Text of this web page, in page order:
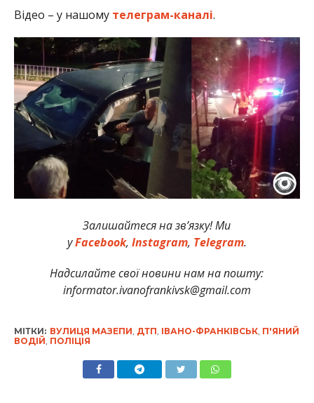
Відео – у нашому телеграм-каналі.
Залишайтеся на зв’язку! Ми
уFacebook, Instagram, Telegram.
Надсилайте свої новини нам на пошту:
informator.ivanofrankivsk@gmail.com
МІТКИ: ВУЛИЦЯ МАЗЕПИ ДТП ІВАНО-ФРАНКІВСЬК, П'ЯНИЙ
ВОДІЙ ПОЛІЦІЯ